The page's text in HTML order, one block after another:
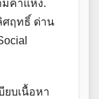
คำแหง.
ศฤทธิ์ ด่าน
ยบเนื้อหา